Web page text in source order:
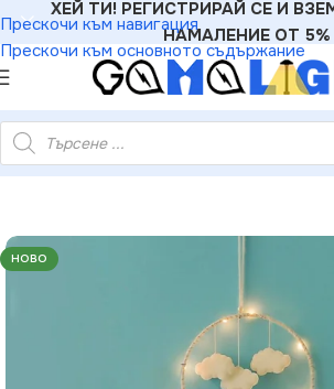
Прескочи към навигация
Прескочи към основното съдържание
ХЕЙ ТИ! РЕГИСТРИРАЙ СЕ И
НАМАЛЕНИЕ ОТ 5%
LED бат. (2×CR2032) IP20
НОВО